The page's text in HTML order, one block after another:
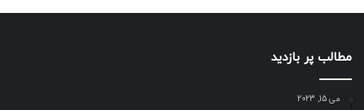
مطالب پر بازدید
می 15, 2023